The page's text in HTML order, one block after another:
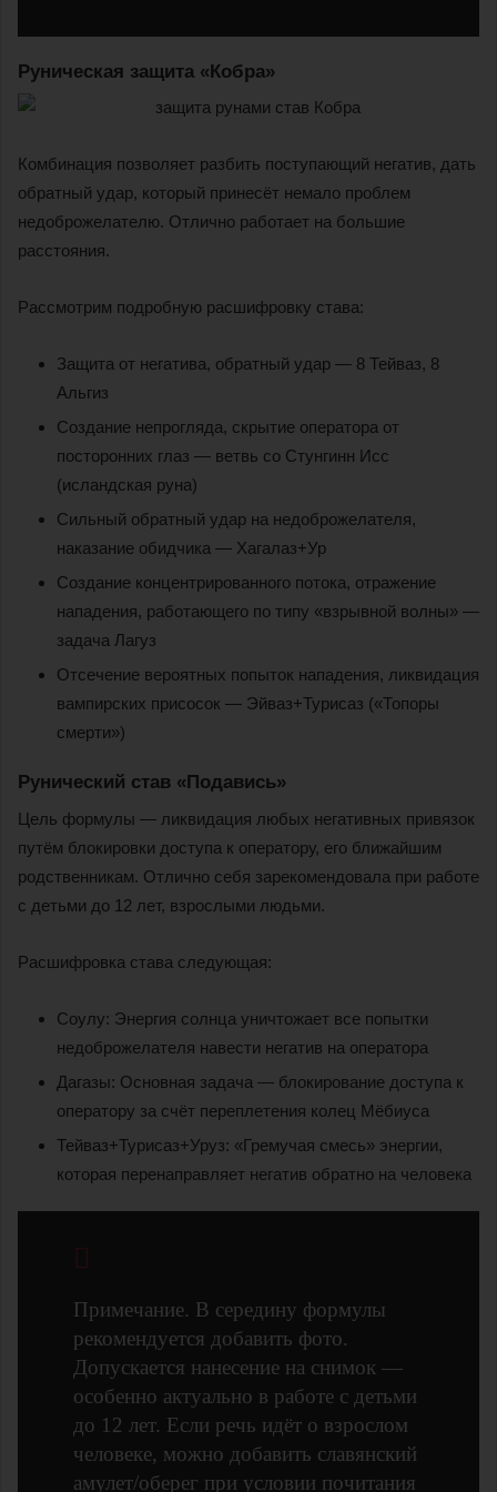
Руническая защита «Кобра»
Комбинация позволяет разбить поступающий негатив, дать
обратный удар, который принесёт немало проблем
недоброжелателю. Отлично работает на большие
расстояния.
Рассмотрим подробную расшифровку става:
Защита от негатива, обратный удар — 8 Тейваз, 8
Альгиз
Создание непрогляда, скрытие оператора от
посторонних глаз — ветвь со Стунгинн Исс
(исландская руна)
Сильный обратный удар на недоброжелателя,
наказание обидчика — Хагалаз+Ур
Создание концентрированного потока, отражение
нападения, работающего по типу «взрывной волны» —
задача Лагуз
Отсечение вероятных попыток нападения, ликвидация
вампирских присосок — Эйваз+Турисаз («Топоры
смерти»)
Рунический став «Подавись»
Цель формулы — ликвидация любых негативных привязок
путём блокировки доступа к оператору, его ближайшим
родственникам. Отлично себя зарекомендовала при работе
с детьми до 12 лет, взрослыми людьми.
Расшифровка става следующая:
Соулу: Энергия солнца уничтожает все попытки
недоброжелателя навести негатив на оператора
Дагазы: Основная задача — блокирование доступа к
оператору за счёт переплетения колец Мёбиуса
Тейваз+Турисаз+Уруз: «Гремучая смесь» энергии,
которая перенаправляет негатив обратно на человека
Примечание. В середину формулы
рекомендуется добавить фото.
Допускается нанесение на снимок —
особенно актуально в работе с детьми
до 12 лет. Если речь идёт о взрослом
человеке, можно добавить славянский
амулет/оберег при условии почитания